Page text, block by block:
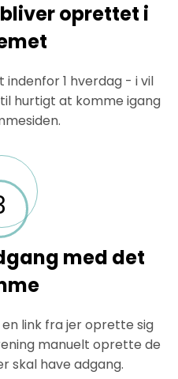
oprettet i
1 hverdag - i vil
hurtigt at komme igang
med det
link fra jer oprette sig
manuelt oprette de
skal have adgang.